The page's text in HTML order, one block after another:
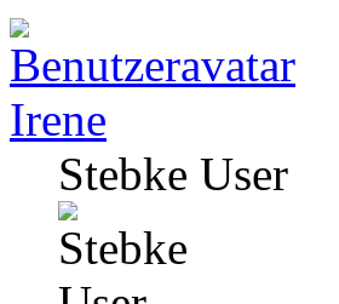
Irene
Stebke User